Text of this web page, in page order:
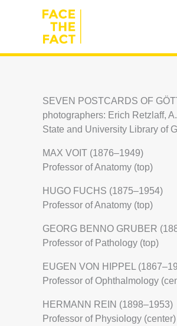
SEVEN POSTCARDS OF
photographers: Erich Retzlaff,
State and University Library of
MAX VOIT (1876–1949)
Professor of Anatomy (top)
HUGO FUCHS (1875–1954)
Professor of Anatomy (top)
GEORG BENNO GRUBER
Professor of Pathology (top)
EUGEN VON HIPPEL
Professor of Ophthalmology
HERMANN REIN (1898–1953)
Professor of Physiology (center)